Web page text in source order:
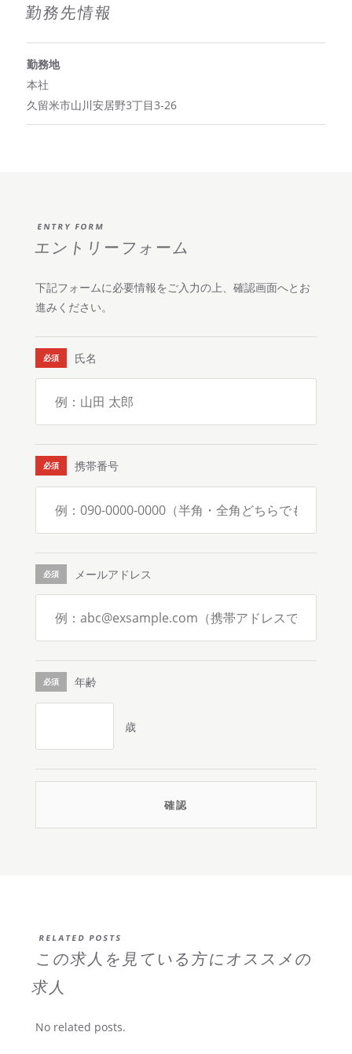
勤務先情報
勤務地
本社
久留米市山川安居野3丁目3-26
ENTRY FORM
エントリーフォーム
下記フォームに必要情報をご入力の上、確認画面へとお
進みください。
氏名
携帯番号
メールアドレス
年齢
歳
RELATED POSTS
この求人を見ている方にオススメの
求人
No related posts.